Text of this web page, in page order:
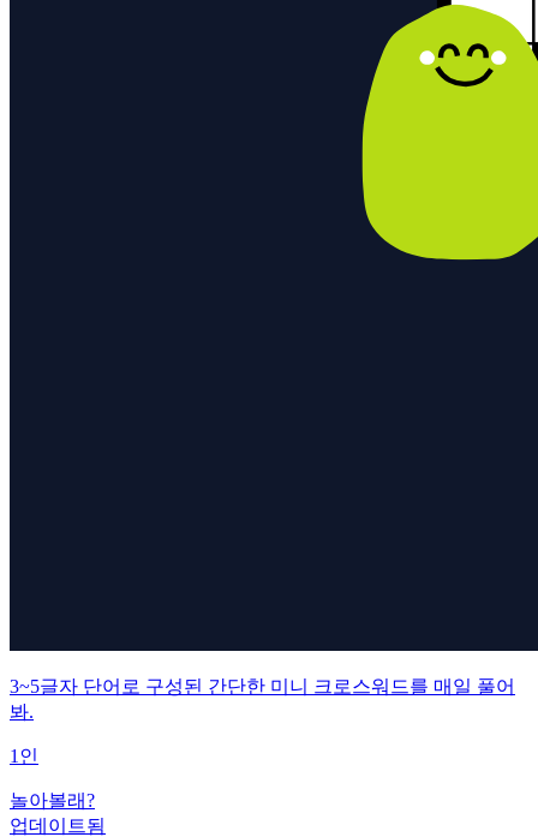
3~5글자 단어로 구성된 간단한 미니 크로스워드를 매일 풀어
봐.
1인
놀아볼래?
업데이트됨